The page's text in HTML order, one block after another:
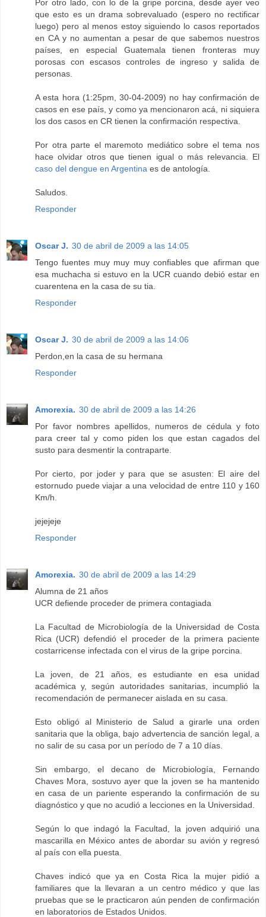
Por otro lado, con lo de la gripe porcina, desde ayer veo
que esto es un drama sobrevaluado (espero no rectificar
luego) pero al menos estoy siguiendo lo casos reportados
en CA y no aumentan a pesar de que sabemos nuestros
países, en especial Guatemala tienen fronteras muy
porosas con escasos controles de ingreso y salida de
personas.
A esta hora (1:25pm, 30-04-2009) no hay confirmación de
casos en ese país, y como ya mencionaron acá, ni siquiera
los dos casos en CR tienen la confirmación respectiva.
Por otra parte el maremoto mediático sobre el tema nos
hace olvidar otros que tienen igual o más relevancia. El
caso del dengue en Argentina es de antología.
Saludos.
Responder
Oscar J. 30 de abril de 2009 a las 14:05
Tengo fuentes muy muy muy confiables que afirman que
esa muchacha si estuvo en la UCR cuando debió estar en
cuarentena en la casa de su tia.
Responder
Oscar J. 30 de abril de 2009 a las 14:06
Perdon,en la casa de su hermana
Responder
Amorexia. 30 de abril de 2009 a las 14:26
Por favor nombres apellidos, numeros de cédula y foto
para creer tal y como piden los que estan cagados del
susto para desmentir la contraparte.
Por cierto, por joder y para que se asusten: El aire del
estornudo puede viajar a una velocidad de entre 110 y 160
Km/h.
jejejeje
Responder
Amorexia. 30 de abril de 2009 a las 14:29
Alumna de 21 años
UCR defiende proceder de primera contagiada
La Facultad de Microbiología de la Universidad de Costa
Rica (UCR) defendió el proceder de la primera paciente
costarricense infectada con el virus de la gripe porcina.
La joven, de 21 años, es estudiante en esa unidad
académica y, según autoridades sanitarias, incumplió la
recomendación de permanecer aislada en su casa.
Esto obligó al Ministerio de Salud a girarle una orden
sanitaria que la obliga, bajo advertencia de sanción legal, a
no salir de su casa por un período de 7 a 10 días.
Sin embargo, el decano de Microbiología, Fernando
Chaves Mora, sostuvo ayer que la joven se ha mantenido
en casa de un pariente esperando la confirmación de su
diagnóstico y que no acudió a lecciones en la Universidad.
Según lo que indagó la Facultad, la joven adquirió una
mascarilla en México antes de abordar su avión y regresó
al país con ella puesta.
Chaves indicó que ya en Costa Rica la mujer pidió a
familiares que la llevaran a un centro médico y que las
pruebas que se le practicaron aún penden de confirmación
en laboratorios de Estados Unidos.